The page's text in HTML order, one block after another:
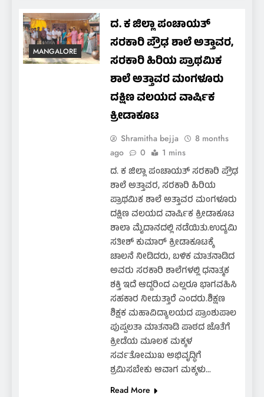
MANGALORE
ದ. ಕ ಜಿಲ್ಲಾ ಪಂಚಾಯತ್
ಸರಕಾರಿ ಪ್ರೌಢ ಶಾಲೆ ಅತ್ತಾವರ,
ಸರಕಾರಿ ಹಿರಿಯ ಪ್ರಾಥಮಿಕ
ಶಾಲೆ ಅತ್ತಾವರ ಮಂಗಳೂರು
ದಕ್ಷಿಣ ವಲಯದ ವಾರ್ಷಿಕ
ಕ್ರೀಡಾಕೂಟ
Shramitha bejja
8 months
ago
0 1 mins
ದ. ಕ ಜಿಲ್ಲಾ ಪಂಚಾಯತ್ ಸರಕಾರಿ ಪ್ರೌಢ
ಶಾಲೆ ಅತ್ತಾವರ, ಸರಕಾರಿ ಹಿರಿಯ
ಪ್ರಾಥಮಿಕ ಶಾಲೆ ಅತ್ತಾವರ ಮಂಗಳೂರು
ದಕ್ಷಿಣ ವಲಯದ ವಾರ್ಷಿಕ ಕ್ರೀಡಾಕೂಟ
ಶಾಲಾ ಮೈದಾನದಲ್ಲಿ ನಡೆಯಿತು.ಉದ್ಯಮಿ
ಸತೀಶ್ ಕುಮಾರ್ ಕ್ರೀಡಾಕೂಟಕ್ಕೆ
ಚಾಲನೆ ನೀಡಿದರು, ಬಳಿಕ ಮಾತನಾಡಿದ
ಅವರು ಸರಕಾರಿ ಶಾಲೆಗಳಲ್ಲಿ ಧನಾತ್ಮಕ
ಶಕ್ತಿ ಇದೆ ಆದ್ದರಿಂದ ಎಲ್ಲರೂ ಭಾಗವಹಿಸಿ
ಸಹಕಾರ ನೀಡುತ್ತಾರೆ ಎಂದರು.ಶಿಕ್ಷಣ
ಶಿಕ್ಷಕ ಮಹಾವಿದ್ಯಾಲಯದ ಪ್ರಾಂಶುಪಾಲ
ಪುಷ್ಪಲತಾ ಮಾತನಾಡಿ ಪಾಠದ ಜೊತೆಗೆ
ಕ್ರೀಡೆಯ ಮೂಲಕ ಮಕ್ಕಳ
ಸರ್ವತೋಮುಖ ಅಭಿವೃದ್ಧಿಗೆ
ಶ್ರಮಿಸಬೇಕು ಆವಾಗ ಮಕ್ಕಳು…
Read More